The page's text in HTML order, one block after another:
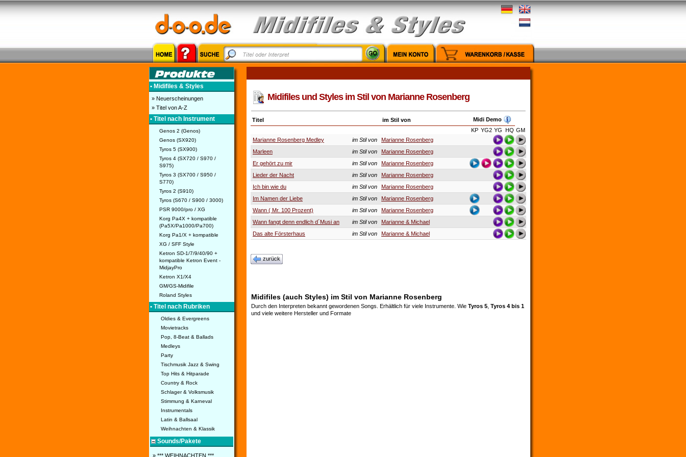
• Midifiles & Styles
» Neuerscheinungen
» Titel von A-Z
• Titel nach Instrument
Genos 2 (Genos)
Genos (SX920)
Tyros 5 (SX900)
Tyros 4 (SX720 / S970 /
S975)
Tyros 3 (SX700 / S950 /
S770)
Tyros 2 (S910)
Tyros (S670 / S900 / 3000)
PSR 9000/pro / XG
Korg Pa4X + kompatible
(Pa5X/Pa1000/Pa700)
Korg Pa1/X + kompatible
XG / SFF Style
Ketron SD-1/7/9/40/90 +
kompatible Ketron Event -
MidjayPro
Ketron X1/X4
GM/GS-Midifile
Roland Styles
• Titel nach Rubriken
Oldies & Evergreens
Movietracks
Pop, 8-Beat & Ballads
Medleys
Party
Tischmusik Jazz & Swing
Top Hits & Hitparade
Country & Rock
Schlager & Volksmusik
Stimmung & Karneval
Instrumentals
Latin & Ballsaal
Weihnachten & Klassik
Sounds/Pakete
» *** WEIHNACHTEN ***
Midifiles und Styles im Stil von Marianne Rosenberg
Titel im Stil von
Midi Demo
KP YG2 YG HQ GM
Marianne Rosenberg Medley
im Stil von
Marianne Rosenberg
Marleen
im Stil von
Marianne Rosenberg
Er gehört zu mir
im Stil von
Marianne Rosenberg
Lieder der Nacht
im Stil von
Marianne Rosenberg
Ich bin wie du
im Stil von
Marianne Rosenberg
Im Namen der Liebe
im Stil von
Marianne Rosenberg
Wann ( Mr. 100 Prozent)
im Stil von
Marianne Rosenberg
Wann fangt denn endlich d´Musi an
im Stil von
Marianne & Michael
Das alte Försterhaus
im Stil von Marianne & Michael
zurück
Midifiles (auch Styles) im Stil von Marianne Rosenberg
Durch den Interpreten bekannt gewordenen Songs. Erhältlich für viele Instrumente. Wie Tyros 5 Tyros 4 bis 1
und viele weitere Hersteller und Formate